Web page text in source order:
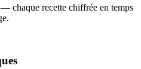
chaque recette chiffrée en temps